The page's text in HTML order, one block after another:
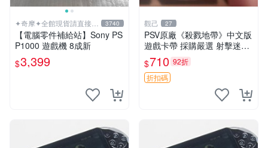
✦奇摩✦全館現貨請直接下
標
3740
【電腦零件補給站】Sony PS
P1000 遊戲機 8成新
$3,399
觀己 27
PSV原廠《殺戮地帶》中文版
遊戲卡帶 採購嚴選 射擊迷必
備 成色尚佳 插入即玩 殺戮地
帶 PSV 射擊 游戲
$710 92折
折扣碼